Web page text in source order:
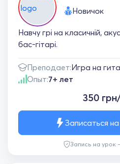
Новичок
Навчу грі на класичній,
бас-гітарі.
Преподает:Игра на
Опыт:7+ лет
350
Запись на урок
Записаться